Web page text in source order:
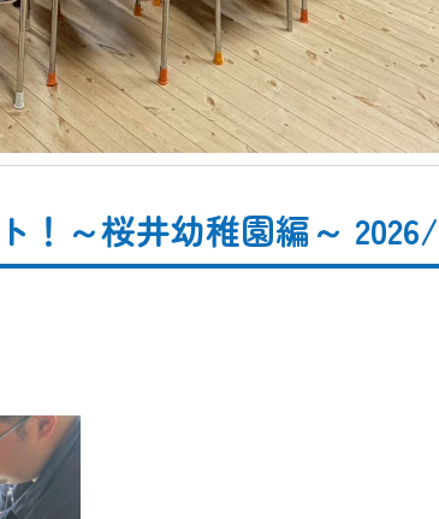
！～桜井幼稚園編～